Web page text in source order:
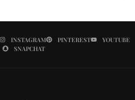
INSTAGRAM PINTEREST
YOUTUBE
SNAPCHAT